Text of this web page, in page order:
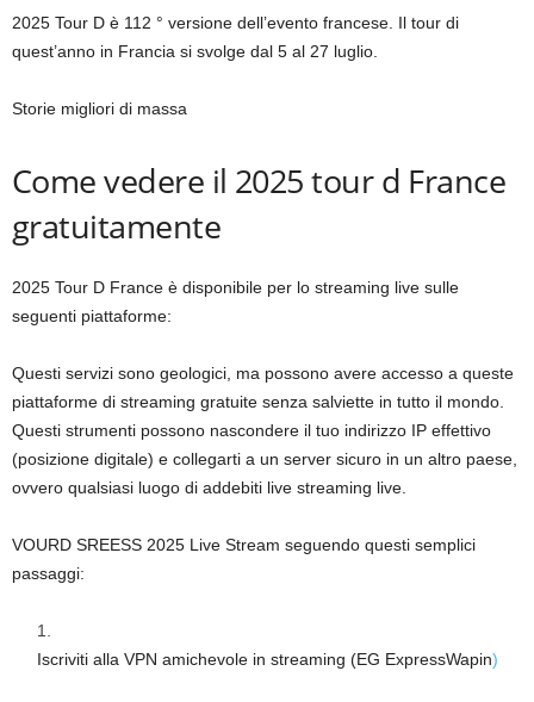
2025 Tour D è 112 ° versione dell’evento francese. Il tour di
quest’anno in Francia si svolge dal 5 al 27 luglio.
Storie migliori di massa
Come vedere il 2025 tour d France
gratuitamente
2025 Tour D France è disponibile per lo streaming live sulle
seguenti piattaforme:
Questi servizi sono geologici, ma possono avere accesso a queste
piattaforme di streaming gratuite senza salviette in tutto il mondo.
Questi strumenti possono nascondere il tuo indirizzo IP effettivo
(posizione digitale) e collegarti a un server sicuro in un altro paese,
ovvero qualsiasi luogo di addebiti live streaming live.
VOURD SREESS 2025 Live Stream seguendo questi semplici
passaggi:
Iscriviti alla VPN amichevole in streaming (EG ExpressWapin)